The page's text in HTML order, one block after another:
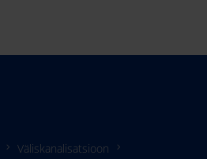
Väliskanalisatsioon